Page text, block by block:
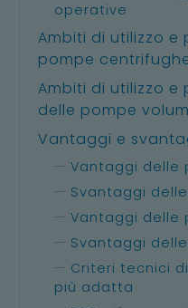
operative
Ambiti di utilizzo e
pompe
Ambiti di utilizzo e
delle pompe
Vantaggi e
Vantaggi delle
Svantaggi
Vantaggi delle
Svantaggi
Criteri tecnici
più adatta